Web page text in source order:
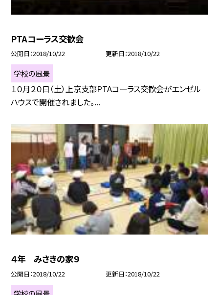
PTAコーラス交歓会
公開日 2018/10/22 更新日 2018/10/22
学校の風景
１０月２０日（土）上京支部PTAコーラス交歓会がエンゼル
ハウスで開催されました。...
４年 みさきの家９
公開日 2018/10/22 更新日 2018/10/22